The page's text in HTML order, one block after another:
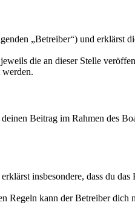
„Betreiber“) und erklärst
die an dieser Stelle
Beitrag im Rahmen des
insbesondere, dass du das
Regeln kann der Betreiber dich